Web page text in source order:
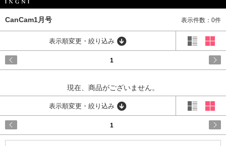
販｜INGNI
STORE
CanCam1月号 表示件数：0件
表示順変更・絞り込み
1
現在、商品がございません。
表示順変更・絞り込み
1